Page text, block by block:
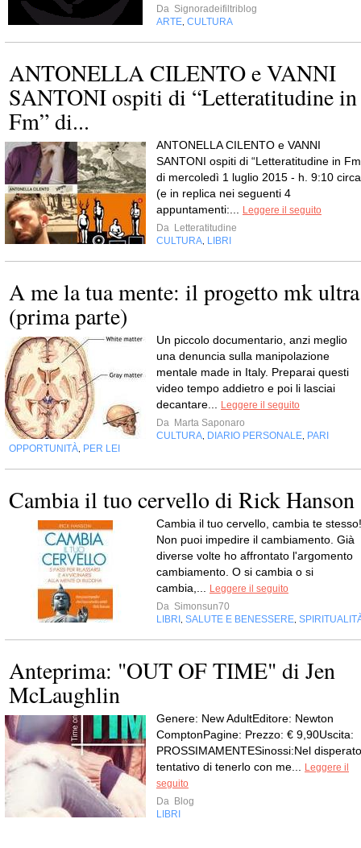
Da Signoradeifiltriblog
ARTE CULTURA
ANTONELLA CILENTO e VANNI
SANTONI ospiti di “Letteratitudine in
Fm” di...
ANTONELLA CILENTO e VANNI
SANTONI ospiti di “Letteratitudine in
di mercoledì 1 luglio 2015 - h. 9:10 circa
(e in replica nei seguenti 4
appuntamenti:...
Leggere il seguito
Da Letteratitudine
CULTURA LIBRI
A me la tua mente: il progetto mk ultra
(prima parte)
Un piccolo documentario, anzi meglio
una denuncia sulla manipolazione
mentale made in Italy. Preparai questi
video tempo addietro e poi li lasciai
decantare...
Leggere il seguito
Da Marta Saponaro
CULTURA DIARIO PERSONALE PARI
OPPORTUNITÀ PER LEI
Cambia il tuo cervello di Rick Hanson
Cambia il tuo cervello, cambia te stesso!
Non puoi impedire il cambiamento. Già
diverse volte ho affrontato l'argomento
cambiamento. O si cambia o si
cambia,...
Leggere il seguito
Da Simonsun70
LIBRI
SALUTE E BENESSERE
Anteprima: "OUT OF TIME" di Jen
McLaughlin
Genere: New AdultEditore: Newton
ComptonPagine: Prezzo: € 9,90Uscita:
PROSSIMAMENTESinossi:Nel disperato
tentativo di tenerlo con me...
Leggere il
seguito
Da Blog
LIBRI